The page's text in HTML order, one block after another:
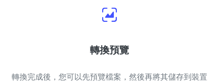
轉換預覽
轉換完成後，您可以先預覽檔案，然後再將其儲存到裝置